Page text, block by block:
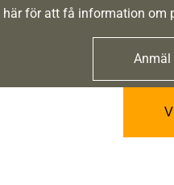
för att få information om